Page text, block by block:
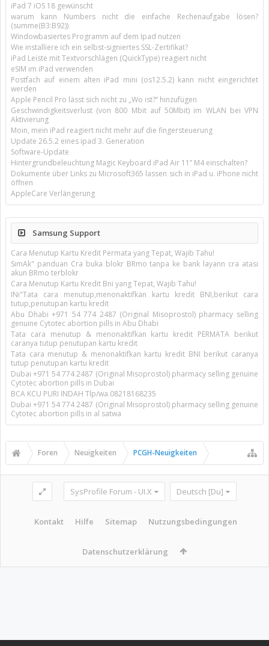
iPad 7 iOS 18 gewünscht
warum kann Numbers nicht die einfache Rechenaufgabe lösen?
(summe(B3:B92))
Windowbasiertes Programm auf dem Ipad nutzen
Wie installiere ich ein selbst-signiertes SSL-Zertifikat?
iPad Leiste mit Textvorschlägen (QuickType) reagiert nicht
eSIM im iPad verwenden
Postfach auf einem alten iPad mini (os12.5.2) kann nicht eingerichtet
werden
Apple Pencil Pro lässt sich nicht zu „Wo ist?“ hinzufügen
Geschwindigkeitsverlust (von 800 Mbit auf 50Mbit) im WLAN bei VPN
Aktivierung
Moin, mein iPad reagiert nicht mehr auf die fingersteuerung
Update 26.5.2 eines ipad 3. Generation
Software-Update
Hintergrundbeleuchtung Magic Keyboard iPad Air 11’’ M4 einschalten?
Dokumente über Links zu Microsoft365 lassen sich in iPad u. iPhone nicht
öffnen
AppleCare Verlängerung
Samsung Support
Cara Menutup Kartu Kredit Permata yang Tepat, Wajib Tahu!
SimAk" panduan Cra buka blokr BRmo tanpa ke bank layann cra atasi
akun BRmo terblokr
Cara Menutup Kartu Kredit Bni yang Tepat, Wajib Tahu!
INi"Tata cara menutup,menonaktifkan kartu kredit BNI,berikut cara
tutup,penutupan kartu kredit
Abu Dhabi +971 54 774 2487 (Original Misoprostol) pharmacy selling
genuine Cytotec abortion pills in Abu Dhabi
Tata cara menutup & menonaktifkan kartu kredit PERMATA berikut
caranya tutup penutupan kartu kredit
Tata cara menutup & menonaktifkan kartu kredit BNI berikut caranya
tutup penutupan kartu kredit
Dubai +971 54 774 2487 (Original Misoprostol) pharmacy selling genuine
Cytotec abortion pills in Dubai
BCA KCU PURI INDAH Tlp/wa.08218168235
Dubai +971 54 774 2487 (Original Misoprostol) pharmacy selling genuine
Cytotec abortion pills in al satwa
Foren Neuigkeiten PCGH-Neuigkeiten
SysProfile Forum - UI.X Deutsch [Du]
Kontakt Hilfe Sitemap Nutzungsbedingungen
Datenschutzerklärung